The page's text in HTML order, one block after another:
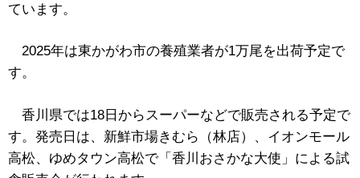
ています。
2025年は東かがわ市の養殖業者が1万尾を出荷予定で
す。
香川県では18日からスーパーなどで販売される予定で
す。発売日は、新鮮市場きむら（林店）、イオンモール
高松、ゆめタウン高松で「香川おさかな大使」による試